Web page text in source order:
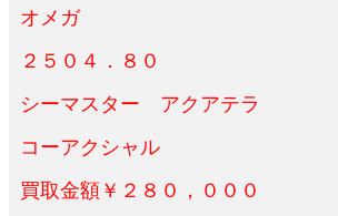
オメガ
２５０４．８０
シーマスター アクアテラ
コーアクシャル
買取金額￥２８０，０００